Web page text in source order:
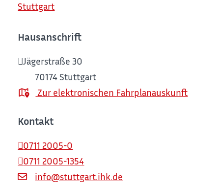
Stuttgart
Hausanschrift
Jägerstraße 30
70174 Stuttgart
Zur elektronischen Fahrplanauskunft
Kontakt
0711 2005-0
0711 2005-1354
info@stuttgart.ihk.de